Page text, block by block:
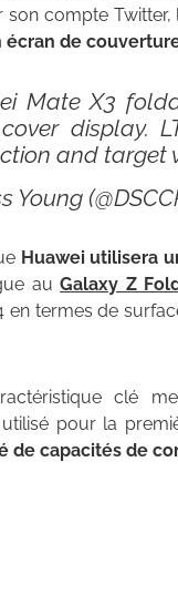
son compte
écran de
Mate X3
display.
and target
Young
Huawei utilisera
auGalaxy Z
en termes de
clé
pour la
de capacités de